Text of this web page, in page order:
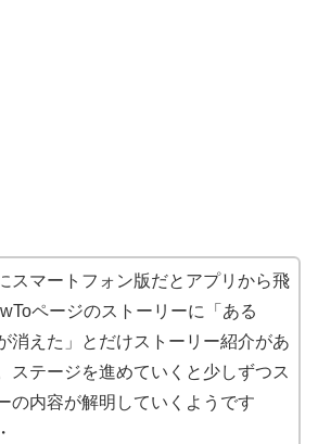
スマートフォン版だとアプリから飛
ページのストーリーに「ある
消えた」とだけストーリー紹介があ
ステージを進めていくと少しずつス
の内容が解明していくようです